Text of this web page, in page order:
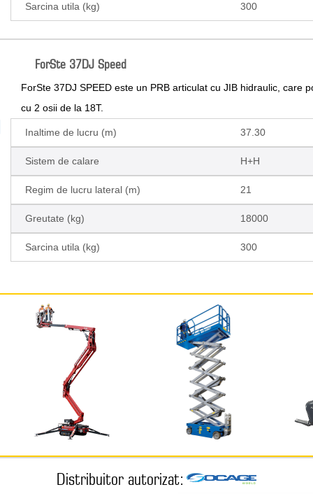
Sarcina utila (kg) 300
ForSte 37DJ Speed
ForSte 37DJ SPEED este un PRB articulat cu JIB hidraulic, care
cu 2 osii de la 18T.
Inaltime de lucru (m) 37.30
Sistem de calare H+H
Regim de lucru lateral (m) 21
Greutate (kg) 18000
Sarcina utila (kg) 300
Distribuitor autorizat: